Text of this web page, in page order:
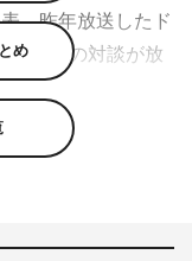
。昨年放送したド
、2人の対談が放
ストに迎えなが
め